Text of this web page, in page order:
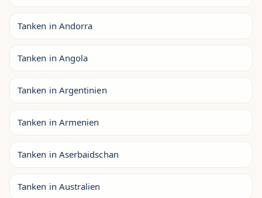
Tanken in Andorra
Tanken in Angola
Tanken in Argentinien
Tanken in Armenien
Tanken in Aserbaidschan
Tanken in Australien